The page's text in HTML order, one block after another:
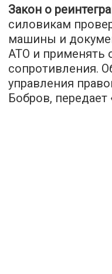
Закон о
силовикам
машины и
АТО и применять
сопротивления.
управления
Бобров, передает